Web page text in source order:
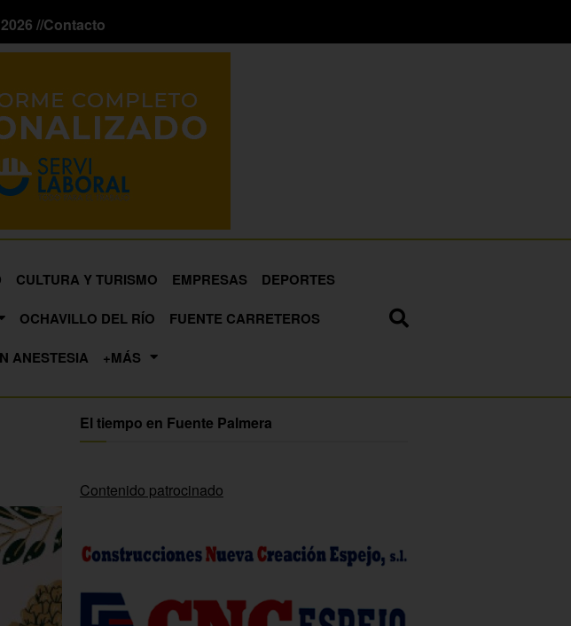
//Contacto
CULTURA Y TURISMO EMPRESAS
DEPORTES
OCHAVILLO DEL RÍO
FUENTE CARRETEROS
ANESTESIA +MÁS
El tiempo en Fuente Palmera
Contenido patrocinado